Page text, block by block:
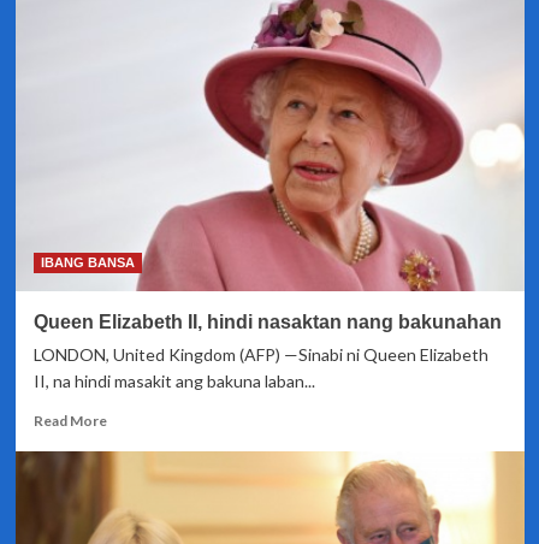
IBANG BANSA
Queen Elizabeth II, hindi nasaktan nang bakunahan
LONDON, United Kingdom (AFP) —Sinabi ni Queen Elizabeth
II, na hindi masakit ang bakuna laban...
Read MoreRead
Queen
Elizabeth